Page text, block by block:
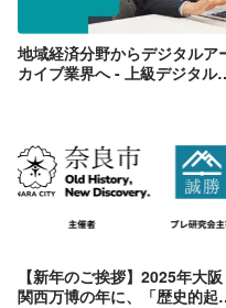
地域経済分野からデジタルア
カイブ業界へ - 上級デジタル
【新年のご挨拶】2025年大阪
関西万博の年に、「歴史的起